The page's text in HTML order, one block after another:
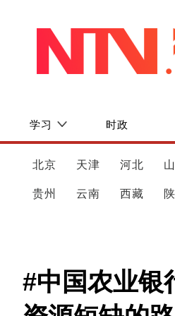
学习 时政
北京 天津 河北
贵州 云南 西藏
#中国农业银